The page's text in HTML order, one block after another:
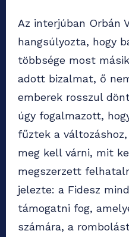
Az interjúban Orbán
hangsúlyozta, hogy
többsége most
adott bizalmat, ő
emberek rosszul
úgy fogalmazott,
fűztek a
meg kell várni, mit
megszerzett
jelezte: a Fidesz
támogatni fog,
számára, a